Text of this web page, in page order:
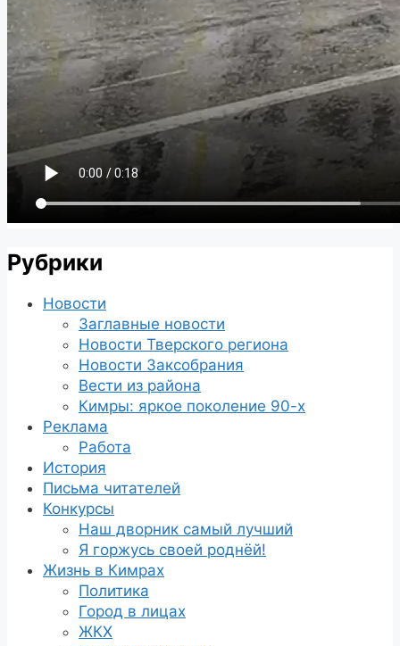
Рубрики
Новости
Заглавные новости
Новости Тверского региона
Новости Заксобрания
Вести из района
Кимры: яркое поколение 90-х
Реклама
Работа
История
Письма читателей
Конкурсы
Наш дворник самый лучший
Я горжусь своей роднёй!
Жизнь в Кимрах
Политика
Город в лицах
ЖКХ